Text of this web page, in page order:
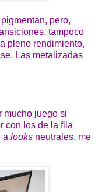
pero,
tampoco
pleno rendimiento,
Las metalizadas
mucho juego si
con los de la fila
a looks neutrales, me